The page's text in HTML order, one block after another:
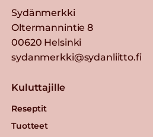
Sydänmerkki
Oltermannintie 8
00620 Helsinki
sydanmerkki@sydanliitto.fi
Kuluttajille
Reseptit
Tuotteet